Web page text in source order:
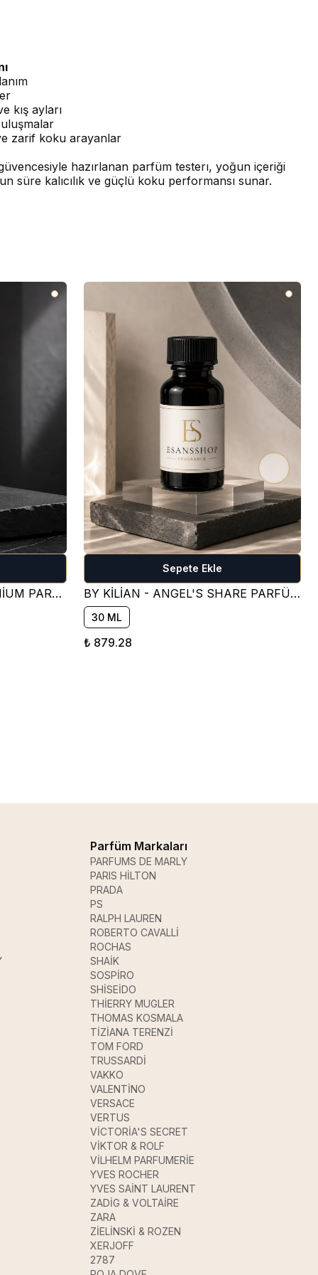
kış ayları
zarif koku arayanlar
hazırlanan parfüm testerı, yoğun içeriği
süre kalıcılık ve güçlü koku performansı sunar.
CREED - AVENTUS - PREMİUM PARFÜM ESANSI ( FRESH )
Sepete Ekle
BY KİLİAN - ANGEL'S SHARE PARFÜM ESANSI ( TATLI )
30 ML
₺ 879.28
Parfüm Markaları
PARFUMS DE MARLY
PARIS HİLTON
PRADA
PS
RALPH LAUREN
ROBERTO CAVALLİ
ROCHAS
SHAİK
SOSPİRO
SHİSEİDO
THİERRY MUGLER
THOMAS KOSMALA
TİZİANA TERENZİ
TOM FORD
TRUSSARDİ
VAKKO
VALENTİNO
VERSACE
VERTUS
VİCTORİA'S SECRET
VİKTOR & ROLF
VİLHELM PARFUMERİE
YVES ROCHER
YVES SAİNT LAURENT
ZADİG & VOLTAİRE
ZARA
ZİELİNSKİ & ROZEN
XERJOFF
2787